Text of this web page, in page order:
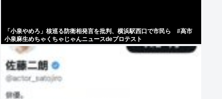
「小泉やめろ」核巡る防衛相発言を批判、横浜駅西口で市民ら #高市
小泉麻生めちゃくちゃじゃんニュースdeプロテスト